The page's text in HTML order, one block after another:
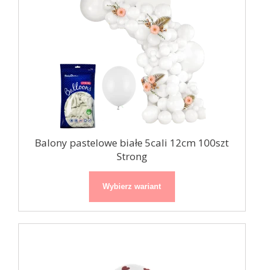
Balony pastelowe białe 5cali 12cm 100szt
Strong
Wybierz wariant